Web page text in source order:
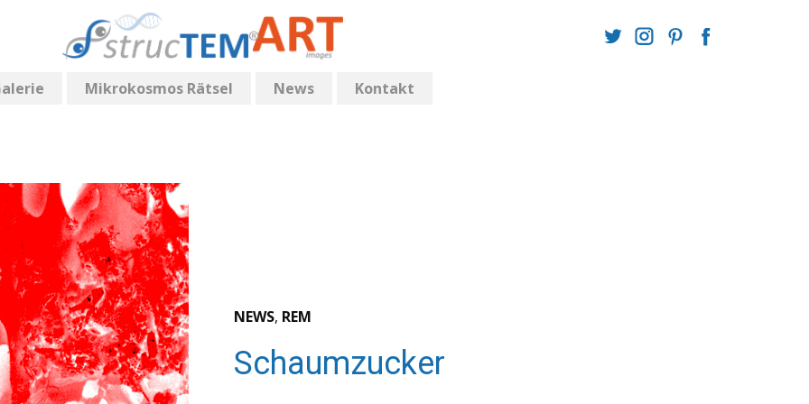
Mikrokosmos Rätsel News Kontakt
NEWS, REM
Schaumzucker